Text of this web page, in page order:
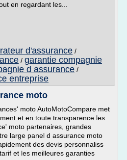
en regardant les...
d'assurance /
/ garantie compagnie
d assurance /
entreprise
moto
moto AutoMotoCompare met
et en toute transparence les
moto partenaires, grandes
large panel d assurance moto
des devis personnaliss
et les meilleures garanties